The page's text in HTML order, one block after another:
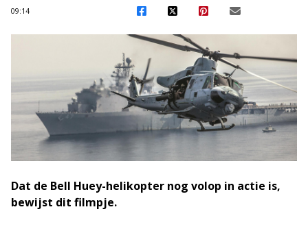
09:14
Dat de Bell Huey-helikopter nog volop in actie is,
bewijst dit filmpje.